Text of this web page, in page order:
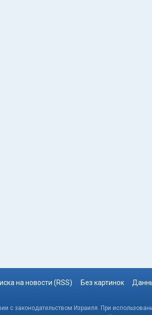
на новости (RSS) Без картинок
с законодательством Израиля. При